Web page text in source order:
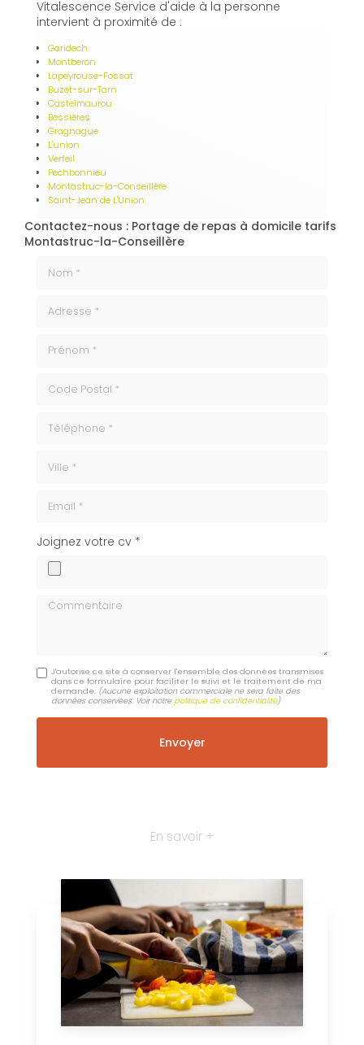
Vitalescence Service d'aide à la personne
intervient à proximité de :
Garidech
Montberon
Lapeyrouse-Fossat
Buzet-sur-Tarn
Castelmaurou
Bessières
Gragnague
L'union
Verfeil
Pechbonnieu
Montastruc-la-Conseillère
Saint-Jean de L'Union
Contactez-nous : Portage de repas à domicile tarifs
Montastruc-la-Conseillère
cv
Joignez votre cv *
Commentaire
J'autorise ce site à conserver l'ensemble des données transmises
dans ce formulaire pour faciliter le suivi et le traitement de ma
demande. (Aucune exploitation commerciale ne sera faite des
données conservées. Voir notrepolitique de confidentialité)
En savoir +